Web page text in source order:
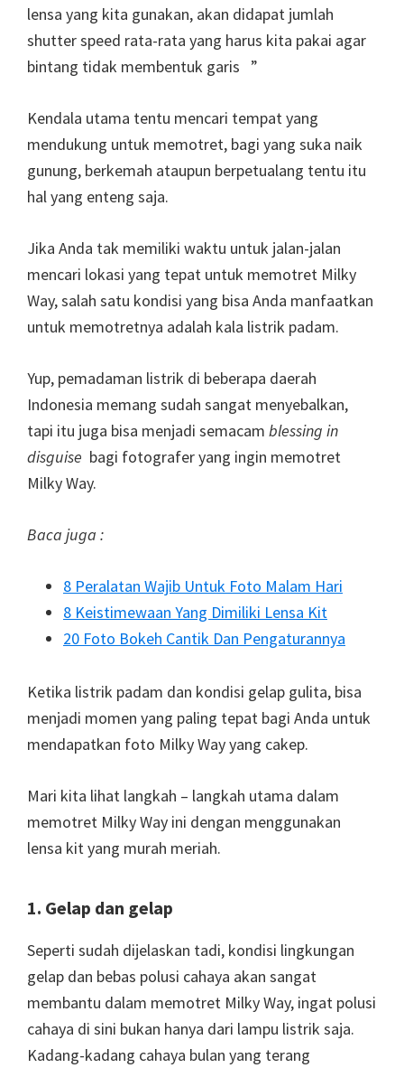
lensa yang kita gunakan, akan didapat jumlah
shutter speed rata-rata yang harus kita pakai agar
bintang tidak membentuk garis ”
Kendala utama tentu mencari tempat yang
mendukung untuk memotret, bagi yang suka naik
gunung, berkemah ataupun berpetualang tentu itu
hal yang enteng saja.
Jika Anda tak memiliki waktu untuk jalan-jalan
mencari lokasi yang tepat untuk memotret Milky
Way, salah satu kondisi yang bisa Anda manfaatkan
untuk memotretnya adalah kala listrik padam.
Yup, pemadaman listrik di beberapa daerah
Indonesia memang sudah sangat menyebalkan,
tapi itu juga bisa menjadi semacam blessing in
disguise bagi fotografer yang ingin memotret
Milky Way.
Baca juga :
8 Peralatan Wajib Untuk Foto Malam Hari
8 Keistimewaan Yang Dimiliki Lensa Kit
20 Foto Bokeh Cantik Dan Pengaturannya
Ketika listrik padam dan kondisi gelap gulita, bisa
menjadi momen yang paling tepat bagi Anda untuk
mendapatkan foto Milky Way yang cakep.
Mari kita lihat langkah – langkah utama dalam
memotret Milky Way ini dengan menggunakan
lensa kit yang murah meriah.
1. Gelap dan gelap
Seperti sudah dijelaskan tadi, kondisi lingkungan
gelap dan bebas polusi cahaya akan sangat
membantu dalam memotret Milky Way, ingat polusi
cahaya di sini bukan hanya dari lampu listrik saja.
Kadang-kadang cahaya bulan yang terang